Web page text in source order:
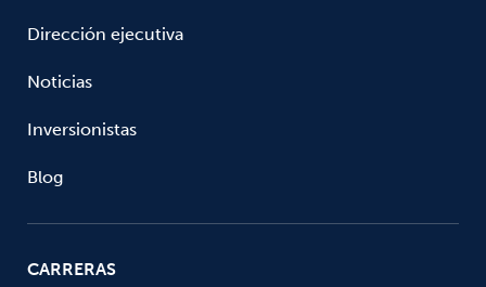
Dirección ejecutiva
Noticias
Inversionistas
Blog
CARRERAS